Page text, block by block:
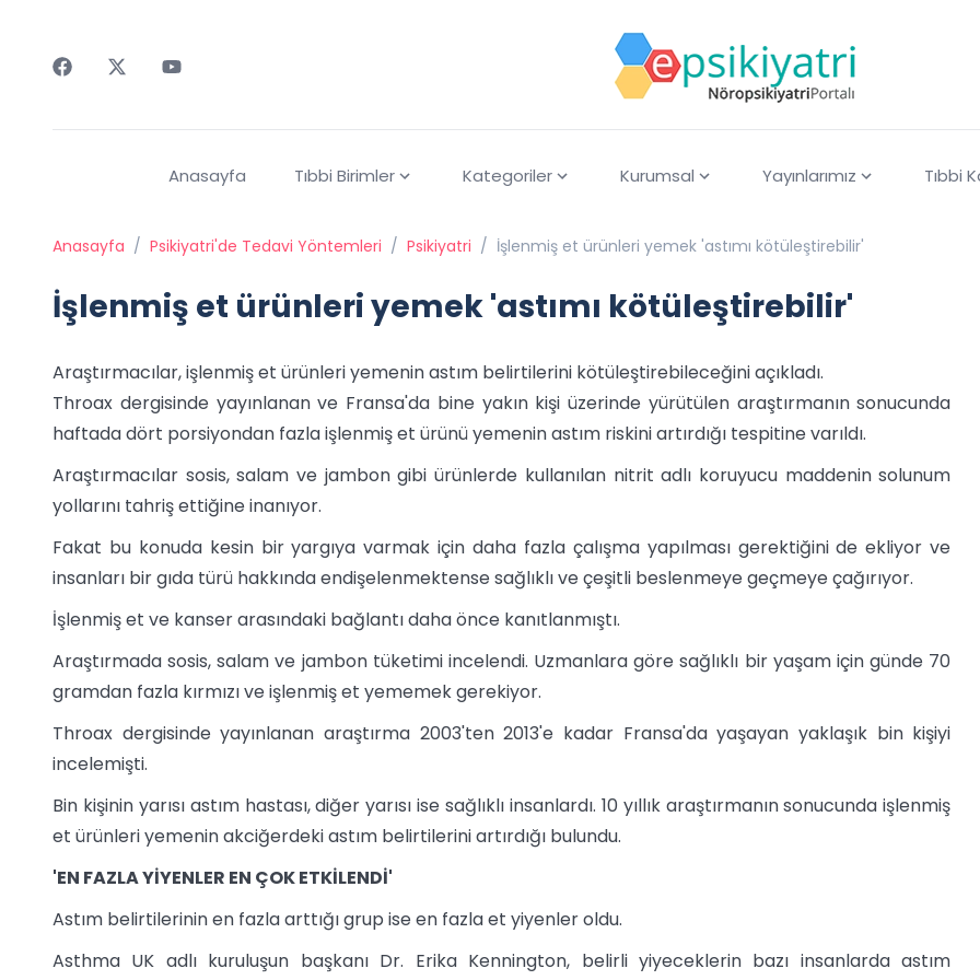
Anasayfa Tıbbi Birimler Kategoriler Kurumsal Yayınlarımız Tıbbi
Anasayfa / Psikiyatri'de Tedavi Yöntemleri / Psikiyatri / İşlenmiş et ürünleri yemek 'astımı kötüleştirebilir'
İşlenmiş et ürünleri yemek 'astımı kötüleştirebilir'
Araştırmacılar, işlenmiş et ürünleri yemenin astım belirtilerini kötüleştirebileceğini açıkladı.
Throax dergisinde yayınlanan ve Fransa'da bine yakın kişi üzerinde yürütülen araştırmanın sonucunda
haftada dört porsiyondan fazla işlenmiş et ürünü yemenin astım riskini artırdığı tespitine varıldı.
Araştırmacılar sosis, salam ve jambon gibi ürünlerde kullanılan nitrit adlı koruyucu maddenin solunum
yollarını tahriş ettiğine inanıyor.
Fakat bu konuda kesin bir yargıya varmak için daha fazla çalışma yapılması gerektiğini de ekliyor ve
insanları bir gıda türü hakkında endişelenmektense sağlıklı ve çeşitli beslenmeye geçmeye çağırıyor.
İşlenmiş et ve kanser arasındaki bağlantı daha önce kanıtlanmıştı.
Araştırmada sosis, salam ve jambon tüketimi incelendi. Uzmanlara göre sağlıklı bir yaşam için günde 70
gramdan fazla kırmızı ve işlenmiş et yememek gerekiyor.
Throax dergisinde yayınlanan araştırma 2003'ten 2013'e kadar Fransa'da yaşayan yaklaşık bin kişiyi
incelemişti.
Bin kişinin yarısı astım hastası, diğer yarısı ise sağlıklı insanlardı. 10 yıllık araştırmanın sonucunda işlenmiş
et ürünleri yemenin akciğerdeki astım belirtilerini artırdığı bulundu.
'EN FAZLA YİYENLER EN ÇOK ETKİLENDİ'
Astım belirtilerinin en fazla arttığı grup ise en fazla et yiyenler oldu.
Asthma UK adlı kuruluşun başkanı Dr. Erika Kennington, belirli yiyeceklerin bazı insanlarda astım